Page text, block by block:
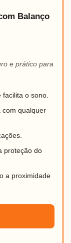
Balanço
e prático para
o sono.
com qualquer
proteção do
a proximidade